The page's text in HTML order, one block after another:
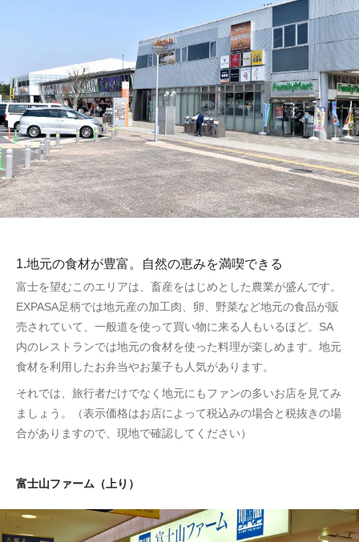
1.地元の食材が豊富。自然の恵みを満喫できる
富士を望むこのエリアは、畜産をはじめとした農業が盛んです。
EXPASA足柄では地元産の加工肉、卵、野菜など地元の食品が販
売されていて、一般道を使って買い物に来る人もいるほど。SA
内のレストランでは地元の食材を使った料理が楽しめます。地元
食材を利用したお弁当やお菓子も人気があります。
それでは、旅行者だけでなく地元にもファンの多いお店を見てみ
ましょう。（表示価格はお店によって税込みの場合と税抜きの場
合がありますので、現地で確認してください）
富士山ファーム（上り）